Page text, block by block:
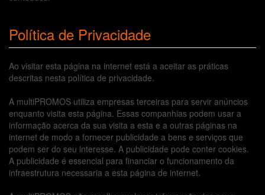
Política de Privacidade
Ao visitar esta página na internet está a aceitar as práticas
descritas nesta política de privacidade.
A multiPROMOS utiliza empresas terceiras para servir anúncios
enquanto visita esta página. Essas companhias podem usar a
informação acerca da sua visita a esta e a outras páginas na
internet de modo a fornecer publicidade a bens e serviços que
podem ser do seu interesse. A publicidade pode conter cookies.
A publicidade é essencial para financiar o funcionamento da
infraestrutura necessaria a esta página de internet.